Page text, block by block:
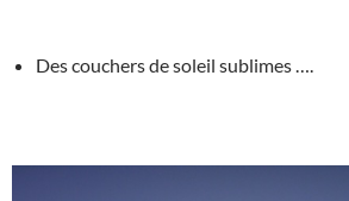
Des couchers de soleil sublimes ….